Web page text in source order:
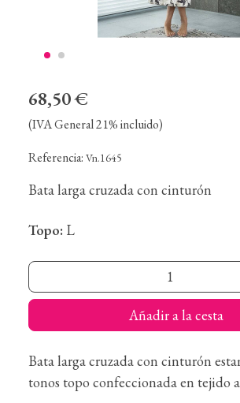
68,50 €
(IVA General 21% incluido)
Referencia: Vn.1645
Bata larga cruzada con cinturón
Topo: L
Añadir a la cesta
Bata larga cruzada con cinturón
tonos topo confeccionada en tejido